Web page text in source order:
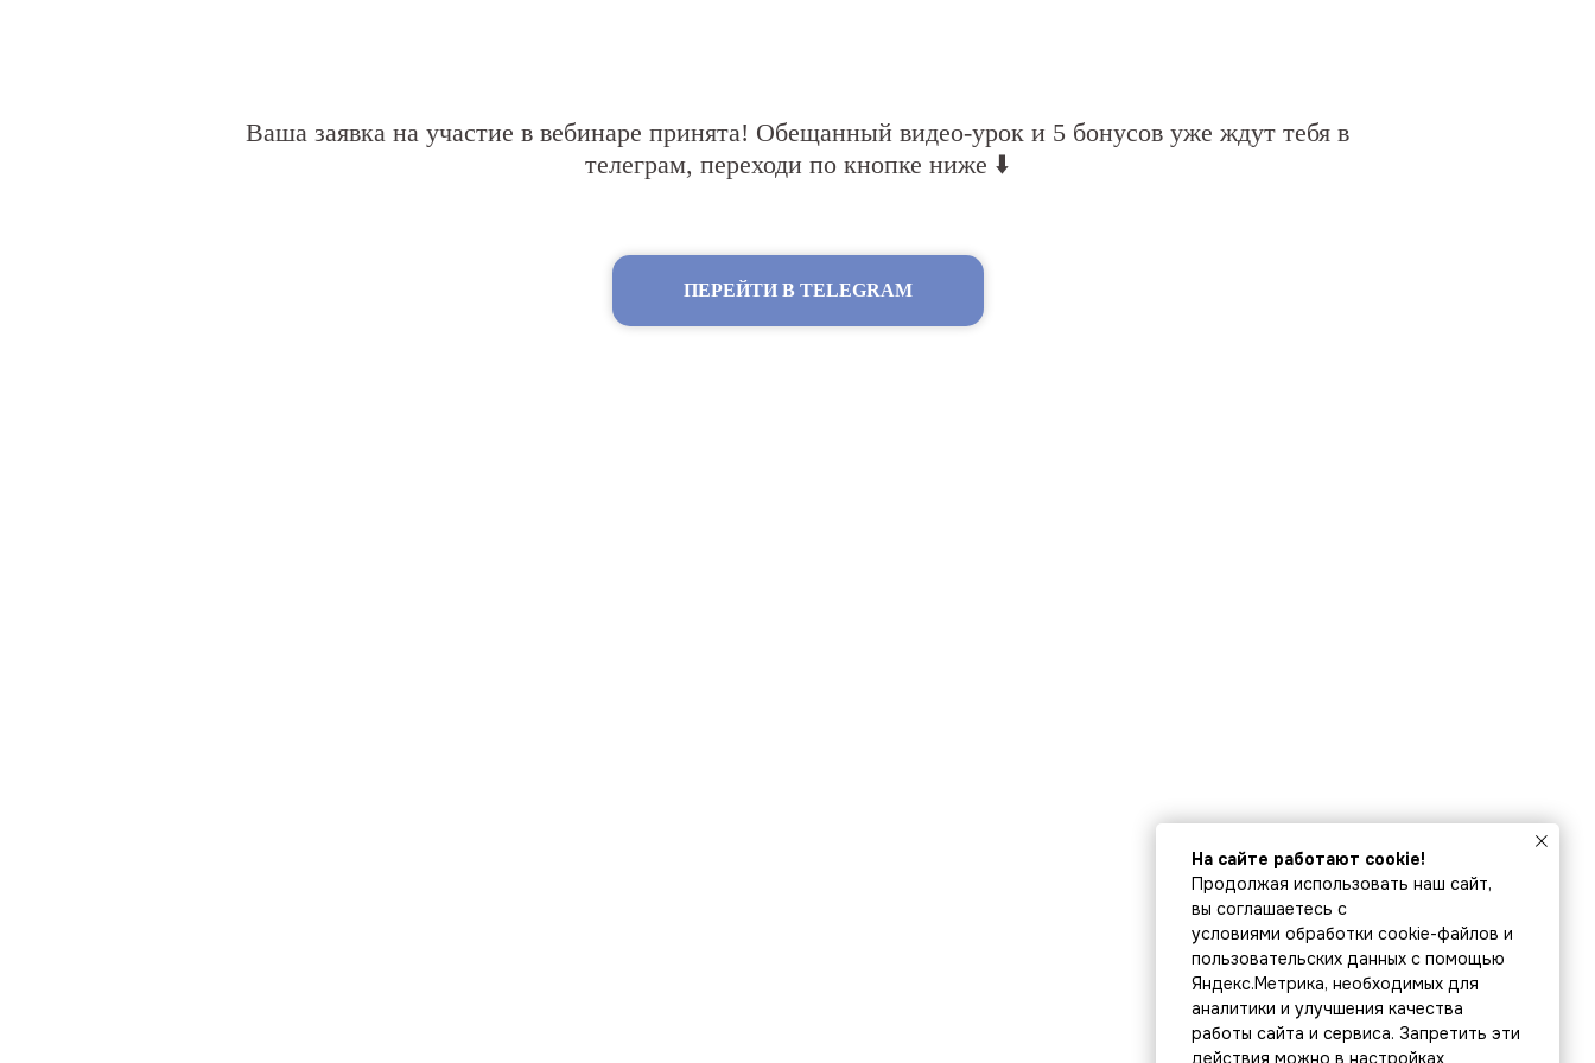
Ваша заявка на участие в вебинаре принята! Обещанный видео-урок и 5 бонусов уже ждут тебя в
телеграм, переходи по кнопке ниже ⬇️
ПЕРЕЙТИ В TELEGRAM
На сайте работают cookie!
Продолжая использовать наш сайт,
вы соглашаетесь с
условиями обработки cookie-файлов и
пользовательских данных с помощью
Яндекс.Метрика, необходимых для
аналитики и улучшения качества
работы сайта и сервиса. Запретить эти
действия можно в настройках